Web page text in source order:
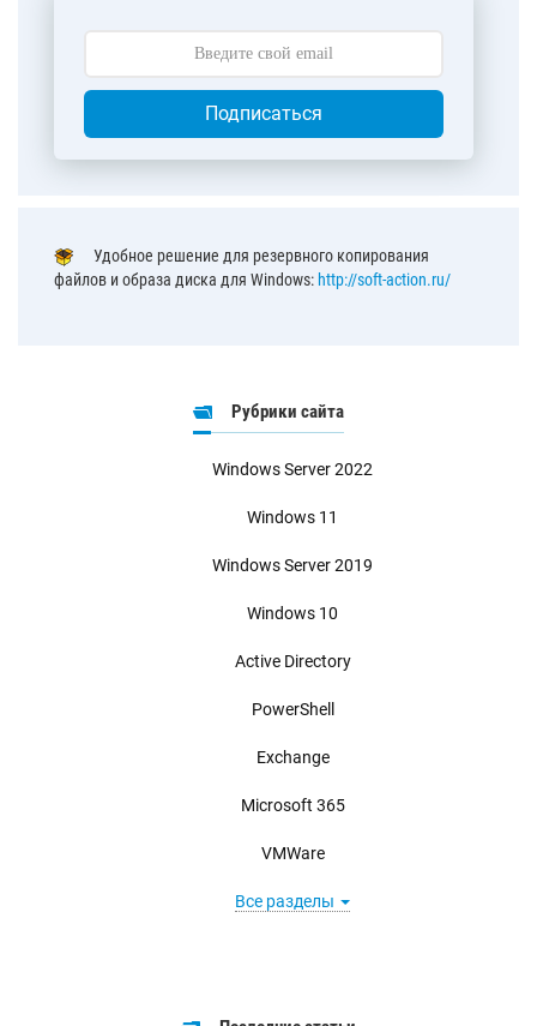
Подписаться
Удобное решение для резервного копирования
файлов и образа диска для Windows: http://soft-action.ru/
Рубрики сайта
Windows Server 2022
Windows 11
Windows Server 2019
Windows 10
Active Directory
PowerShell
Exchange
Microsoft 365
VMWare
Все разделы